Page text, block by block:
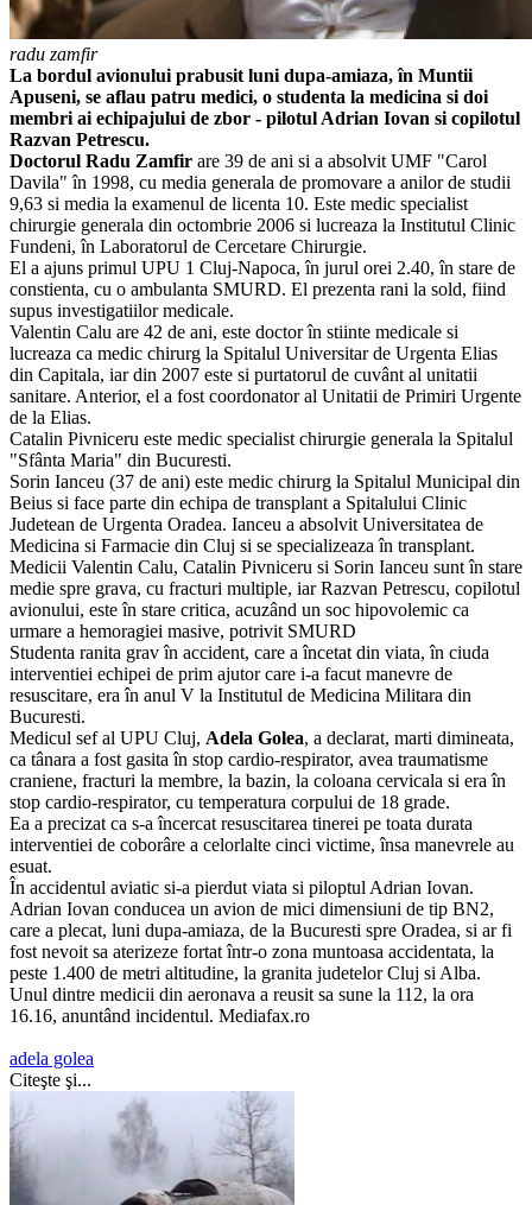
radu zamfir
La bordul avionului prabusit luni dupa-amiaza, în Muntii
Apuseni, se aflau patru medici, o studenta la medicina si doi
membri ai echipajului de zbor - pilotul Adrian Iovan si copilotul
Razvan Petrescu.
Doctorul Radu Zamfir are 39 de ani si a absolvit UMF "Carol
Davila" în 1998, cu media generala de promovare a anilor de studii
9,63 si media la examenul de licenta 10. Este medic specialist
chirurgie generala din octombrie 2006 si lucreaza la Institutul Clinic
Fundeni, în Laboratorul de Cercetare Chirurgie.
El a ajuns primul UPU 1 Cluj-Napoca, în jurul orei 2.40, în stare de
constienta, cu o ambulanta SMURD. El prezenta rani la sold, fiind
supus investigatiilor medicale.
Valentin Calu are 42 de ani, este doctor în stiinte medicale si
lucreaza ca medic chirurg la Spitalul Universitar de Urgenta Elias
din Capitala, iar din 2007 este si purtatorul de cuvânt al unitatii
sanitare. Anterior, el a fost coordonator al Unitatii de Primiri Urgente
de la Elias.
Catalin Pivniceru este medic specialist chirurgie generala la Spitalul
"Sfânta Maria" din Bucuresti.
Sorin Ianceu (37 de ani) este medic chirurg la Spitalul Municipal din
Beius si face parte din echipa de transplant a Spitalului Clinic
Judetean de Urgenta Oradea. Ianceu a absolvit Universitatea de
Medicina si Farmacie din Cluj si se specializeaza în transplant.
Medicii Valentin Calu, Catalin Pivniceru si Sorin Ianceu sunt în stare
medie spre grava, cu fracturi multiple, iar Razvan Petrescu, copilotul
avionului, este în stare critica, acuzând un soc hipovolemic ca
urmare a hemoragiei masive, potrivit SMURD
Studenta ranita grav în accident, care a încetat din viata, în ciuda
interventiei echipei de prim ajutor care i-a facut manevre de
resuscitare, era în anul V la Institutul de Medicina Militara din
Bucuresti.
Medicul sef al UPU Cluj, Adela Golea, a declarat, marti dimineata,
ca tânara a fost gasita în stop cardio-respirator, avea traumatisme
craniene, fracturi la membre, la bazin, la coloana cervicala si era în
stop cardio-respirator, cu temperatura corpului de 18 grade.
Ea a precizat ca s-a încercat resuscitarea tinerei pe toata durata
interventiei de coborâre a celorlalte cinci victime, însa manevrele au
esuat.
În accidentul aviatic si-a pierdut viata si piloptul Adrian Iovan.
Adrian Iovan conducea un avion de mici dimensiuni de tip BN2,
care a plecat, luni dupa-amiaza, de la Bucuresti spre Oradea, si ar fi
fost nevoit sa aterizeze fortat într-o zona muntoasa accidentata, la
peste 1.400 de metri altitudine, la granita judetelor Cluj si Alba.
Unul dintre medicii din aeronava a reusit sa sune la 112, la ora
16.16, anuntând incidentul. Mediafax.ro
adela golea
Citeşte şi...